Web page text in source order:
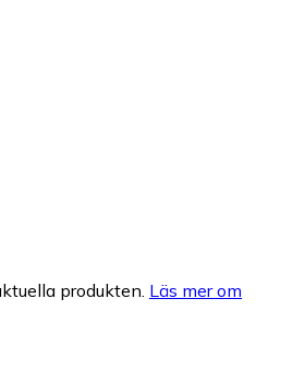
produkten. Läs mer om